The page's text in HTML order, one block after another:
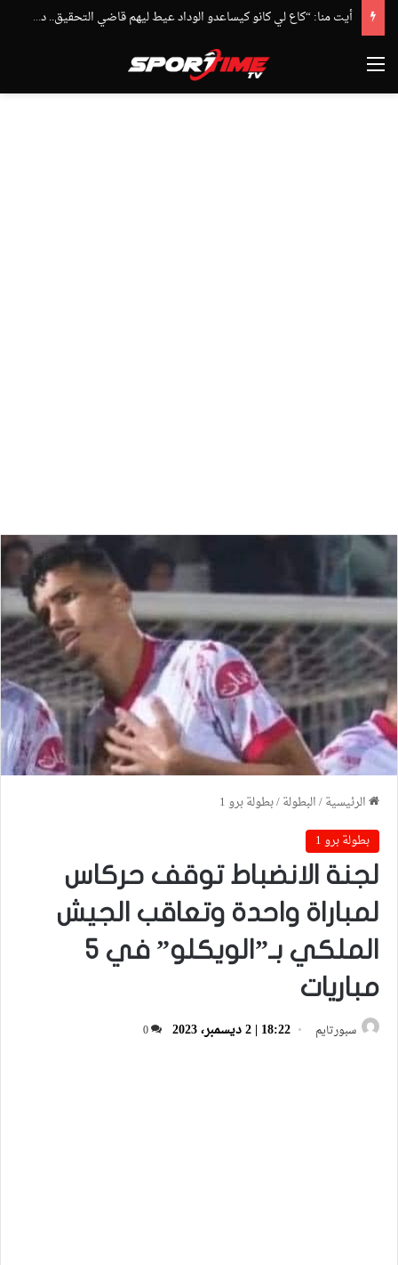
أيت منا: “كاع لي كانو كيساعدو الوداد عيط ليهم قاضي التحقيق.. دابا حتى شي واحد ما بقا باغي يعاون”
القائمة
الرئيسية/البطولة/بطولة برو 1
بطولة برو 1
لجنة الانضباط توقف حركاس
لمباراة واحدة وتعاقب الجيش
الملكي بـ”الويكلو” في 5
مباريات
سبورتايم 18:22 | 2 ديسمبر، 2023 0